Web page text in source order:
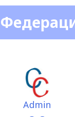
Admin